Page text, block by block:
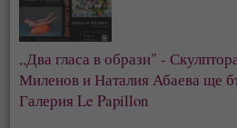
„Два гласа в образи" -
Миленов и Наталия Абаева ще
Галерия Le Papillon